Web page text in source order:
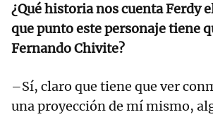
¿Qué historia nos cuenta Ferdy
que punto este personaje tiene
Fernando Chivite?
–Sí, claro que tiene que ver
una proyección de mí mismo,